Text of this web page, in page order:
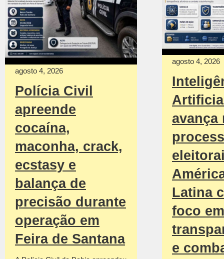
agosto 4, 2026
Polícia Civil
apreende
cocaína,
maconha, crack,
ecstasy e
balança de
precisão durante
operação em
Feira de Santana
agosto 4, 2026
avança
Latina
foco em
e